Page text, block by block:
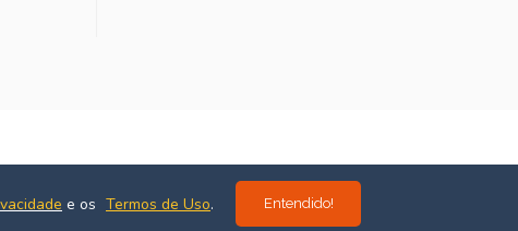
Desenvolvido porEstúdio Massa
e os Termos de Uso. Entendido!